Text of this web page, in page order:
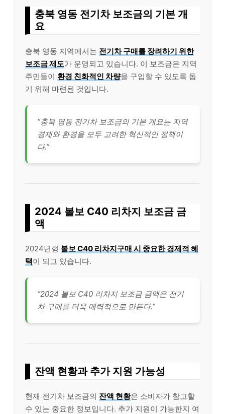
충북 영동 전기차 보조금의 기본 개
요
충북 영동 지역에서는 전기차 구매를 장려하기 위한
보조금 제도가 운영되고 있습니다. 이 보조금은 지역
주민들이 환경 친화적인 차량을 구입할 수 있도록 돕
기 위해 마련된 것입니다.
“충북 영동 전기차 보조금의 기본 개요는 지역
경제와 환경을 모두 고려한 혁신적인 정책이
다.”
2024 볼보 C40 리차지 보조금 금
액
2024년형 볼보 C40 리차지구매 시 중요한 경제적 혜
택이 되고 있습니다.
“2024 볼보 C40 리차지 보조금 금액은 전기
차 구매를 더욱 매력적으로 만든다.”
잔액 현황과 추가 지원 가능성
현재 전기차 보조금의 잔액 현황은 소비자가 참고할
수 있는 중요한 정보입니다. 추가 지원이 가능한지 여